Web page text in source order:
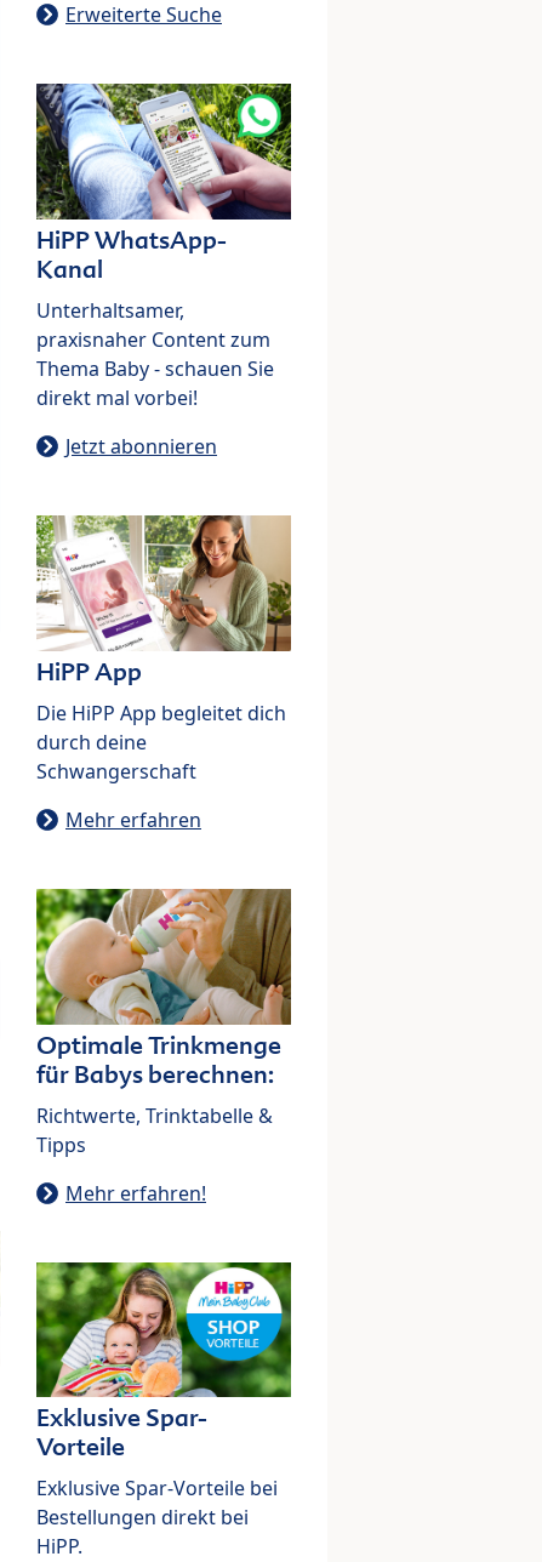
Erweiterte Suche
HiPP WhatsApp-
Kanal
Unterhaltsamer,
praxisnaher Content zum
Thema Baby - schauen Sie
direkt mal vorbei!
Jetzt abonnieren
HiPP App
Die HiPP App begleitet dich
durch deine
Schwangerschaft
Mehr erfahren
Optimale Trinkmenge
für Babys berechnen:
Richtwerte, Trinktabelle &
Tipps
Mehr erfahren!
Exklusive Spar-
Vorteile
Exklusive Spar-Vorteile bei
Bestellungen direkt bei
HiPP.